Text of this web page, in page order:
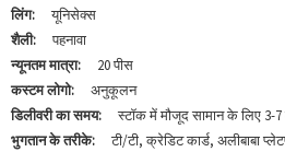
लिंग:
यूनिसेक्स
शैली:
पहनावा
न्यूनतम मात्रा:
20 पीस
कस्टम लोगो:
अनुकूलन
डिलीवरी का समय:
स्टॉक में मौजूद सामान के लिए 3-7
भुगतान के तरीके:
टी/टी, क्रेडिट कार्ड, अलीबाबा